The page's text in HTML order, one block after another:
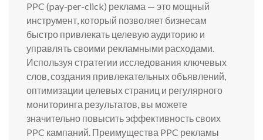
PPC (pay-per-click) реклама — это мощный
инструмент, который позволяет бизнесам
быстро привлекать целевую аудиторию и
управлять своими рекламными расходами.
Используя стратегии исследования ключевых
слов, создания привлекательных объявлений,
оптимизации целевых страниц и регулярного
мониторинга результатов, вы можете
значительно повысить эффективность своих
PPC кампаний. Преимущества PPC рекламы